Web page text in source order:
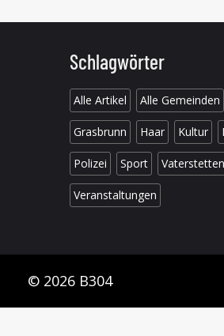
Schlagwörter
Alle Artikel Alle Gemeinden
Grasbrunn Haar Kultur
Polizei Sport Vaterstetten
Veranstaltungen
© 2026 B304